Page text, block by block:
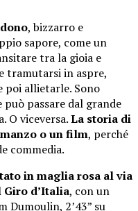
, bizzarro e
sapore, come un
tra la gioia e
tramutarsi in aspre,
poi allietarle. Sono
passare dal grande
O viceversa.La storia di
o un film, perché
commedia.
in maglia rosa al via
d’Italia, con un
Dumoulin, 2’43” su